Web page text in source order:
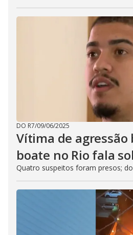
DO R7/09/06/2025
Vítima de
boate no Rio fala
Quatro suspeitos foram presos;